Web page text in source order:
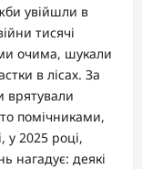
увійшли в
тисячі
очима, шукали
в лісах. За
врятували
помічниками,
у 2025 році,
нагадує: деякі